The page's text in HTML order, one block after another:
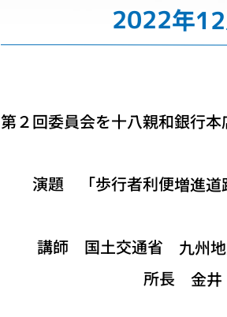
2022年
第２回委員会を十八親和銀行
演題 「歩行者利便増進道路
講師 国土交通省 九州地
所長 金井 仁